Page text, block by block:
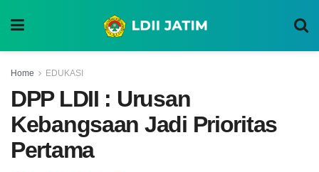
Home EDUKASI
DPP LDII : Urusan
Kebangsaan Jadi Prioritas
Pertama